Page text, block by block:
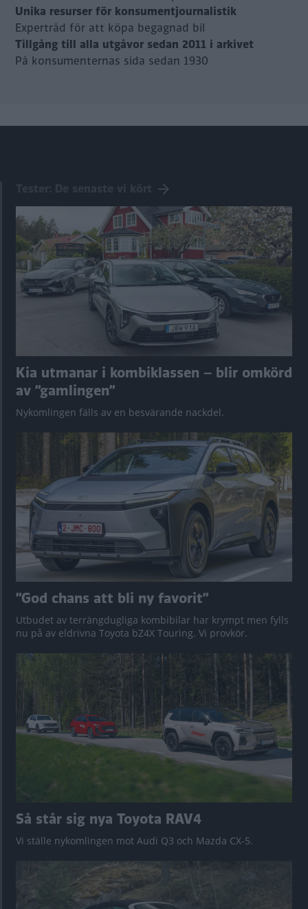
Unika resurser för konsumentjournalistik
Expertråd för att köpa begagnad bil
Tillgång till alla utgåvor sedan 2011 i arkivet
På konsumenternas sida sedan 1930
Kia utmanar i kombiklassen – blir omkörd
av ”gamlingen”
Nykomlingen fälls av en besvärande nackdel.
”God chans att bli ny favorit”
Utbudet av terrängdugliga kombibilar har krympt men fylls
nu på av eldrivna Toyota bZ4X Touring. Vi provkör.
Så står sig nya Toyota RAV4
Vi ställe nykomlingen mot Audi Q3 och Mazda CX-5.